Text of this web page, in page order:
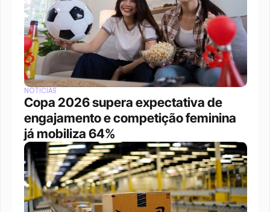
NOTÍCIAS
Copa 2026 supera expectativa de
engajamento e competição feminina
já mobiliza 64%